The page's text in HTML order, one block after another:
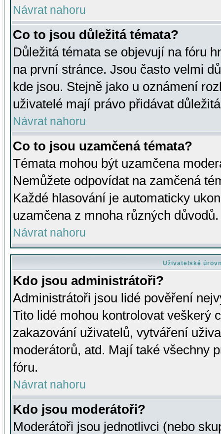
Návrat nahoru
Co to jsou důležitá témata?
Důležitá témata se objevují na fóru
na první stránce. Jsou často velmi
kde jsou. Stejně jako u oznámení
uživatelé mají právo přidávat
Návrat nahoru
Co to jsou uzamčená témata?
Témata mohou být uzamčena
Nemůžete odpovídat na zamčená
Každé hlasování je automaticky
uzamčena z mnoha různých důvodů.
Návrat nahoru
Uživatelské
Kdo jsou administrátoři?
Administrátoři jsou lidé pověření
Tito lidé mohou kontrolovat veškerý
zakazování uživatelů, vytváření
moderátorů, atd. Mají také všechny
fóru.
Návrat nahoru
Kdo jsou moderátoři?
Moderátoři jsou jednotlivci (nebo